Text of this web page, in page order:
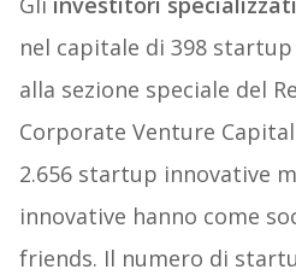
nel capitale di 398
alla sezione speciale del
Corporate Venture
2.656 startup innovative
innovative hanno come
friends. Il numero di